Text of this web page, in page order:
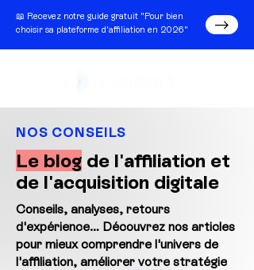
📖 Recevez notre guide gratuit "Pour bien
choisir sa plateforme d'affiliation en 2026"
NOS CONSEILS
Le blog de l'affiliation et
de l'acquisition digitale
Conseils, analyses, retours
d'expérience… Découvrez nos articles
pour mieux comprendre l'univers de
l'affiliation, améliorer votre stratégie